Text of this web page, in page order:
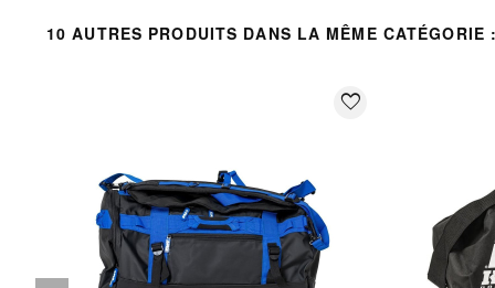
10 AUTRES PRODUITS DANS LA MÊME CATÉGORIE :
favorite_border